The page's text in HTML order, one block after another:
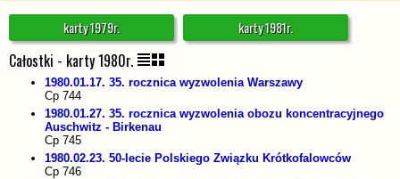
karty 1979r. karty 1981r.
Całostki - karty 1980r.
1980.01.17. 35. rocznica wyzwolenia Warszawy
Cp 744
1980.01.27. 35. rocznica wyzwolenia obozu koncentracyjnego
Auschwitz - Birkenau
Cp 745
1980.02.23. 50-lecie Polskiego Związku Krótkofalowców
Cp 746